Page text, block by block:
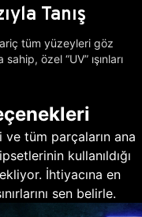
Tanış
tüm yüzeyleri göz
özel “UV” ışınları
ve tüm parçaların ana
kullanıldığı
İhtiyacına en
sen belirle.